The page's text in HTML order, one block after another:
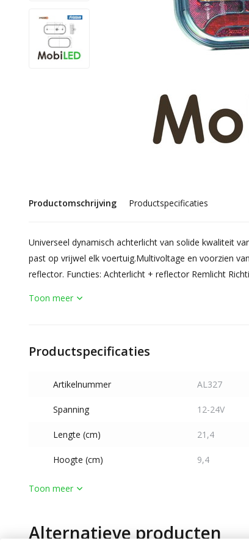
Productomschrijving Productspecificaties
Universeel dynamisch achterlicht van solide kwaliteit
past op vrijwel elk voertuig.Multivoltage en voorzien
reflector. Functies: Achterlicht + reflector Remlicht
Toon meer
Productspecificaties
Artikelnummer AL327
Spanning 12-24V
Lengte (cm) 21,4
Hoogte (cm) 9,4
Toon meer
Alternatieve producten